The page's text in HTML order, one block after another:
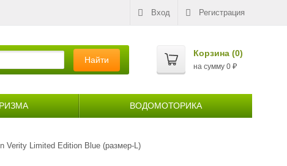
Вход Регистрация
Найти
Корзина (0)
на сумму 0 ₽
ВОДОМОТОРИКА
Verity Limited Edition Blue (размер-L)